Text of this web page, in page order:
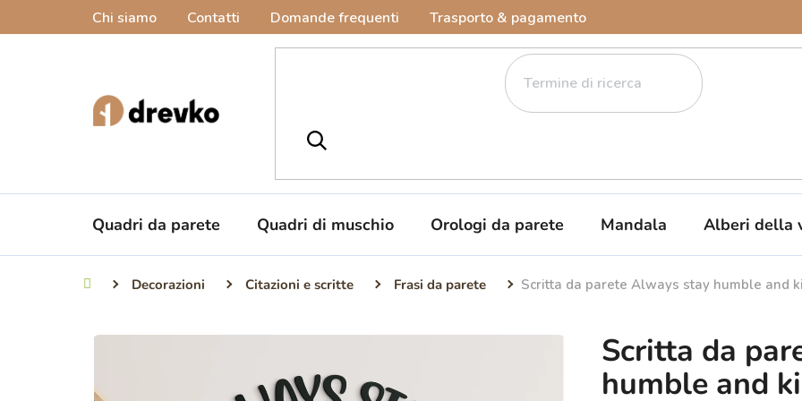
Chi siamo Contatti Domande frequenti Trasporto & pagamento
Quadri da parete Quadri di muschio Orologi da parete Mandala Alberi della
Casa Decorazioni Citazioni e scritte Frasi da parete Scritta da parete Always stay humble and
Scritta da
humble and